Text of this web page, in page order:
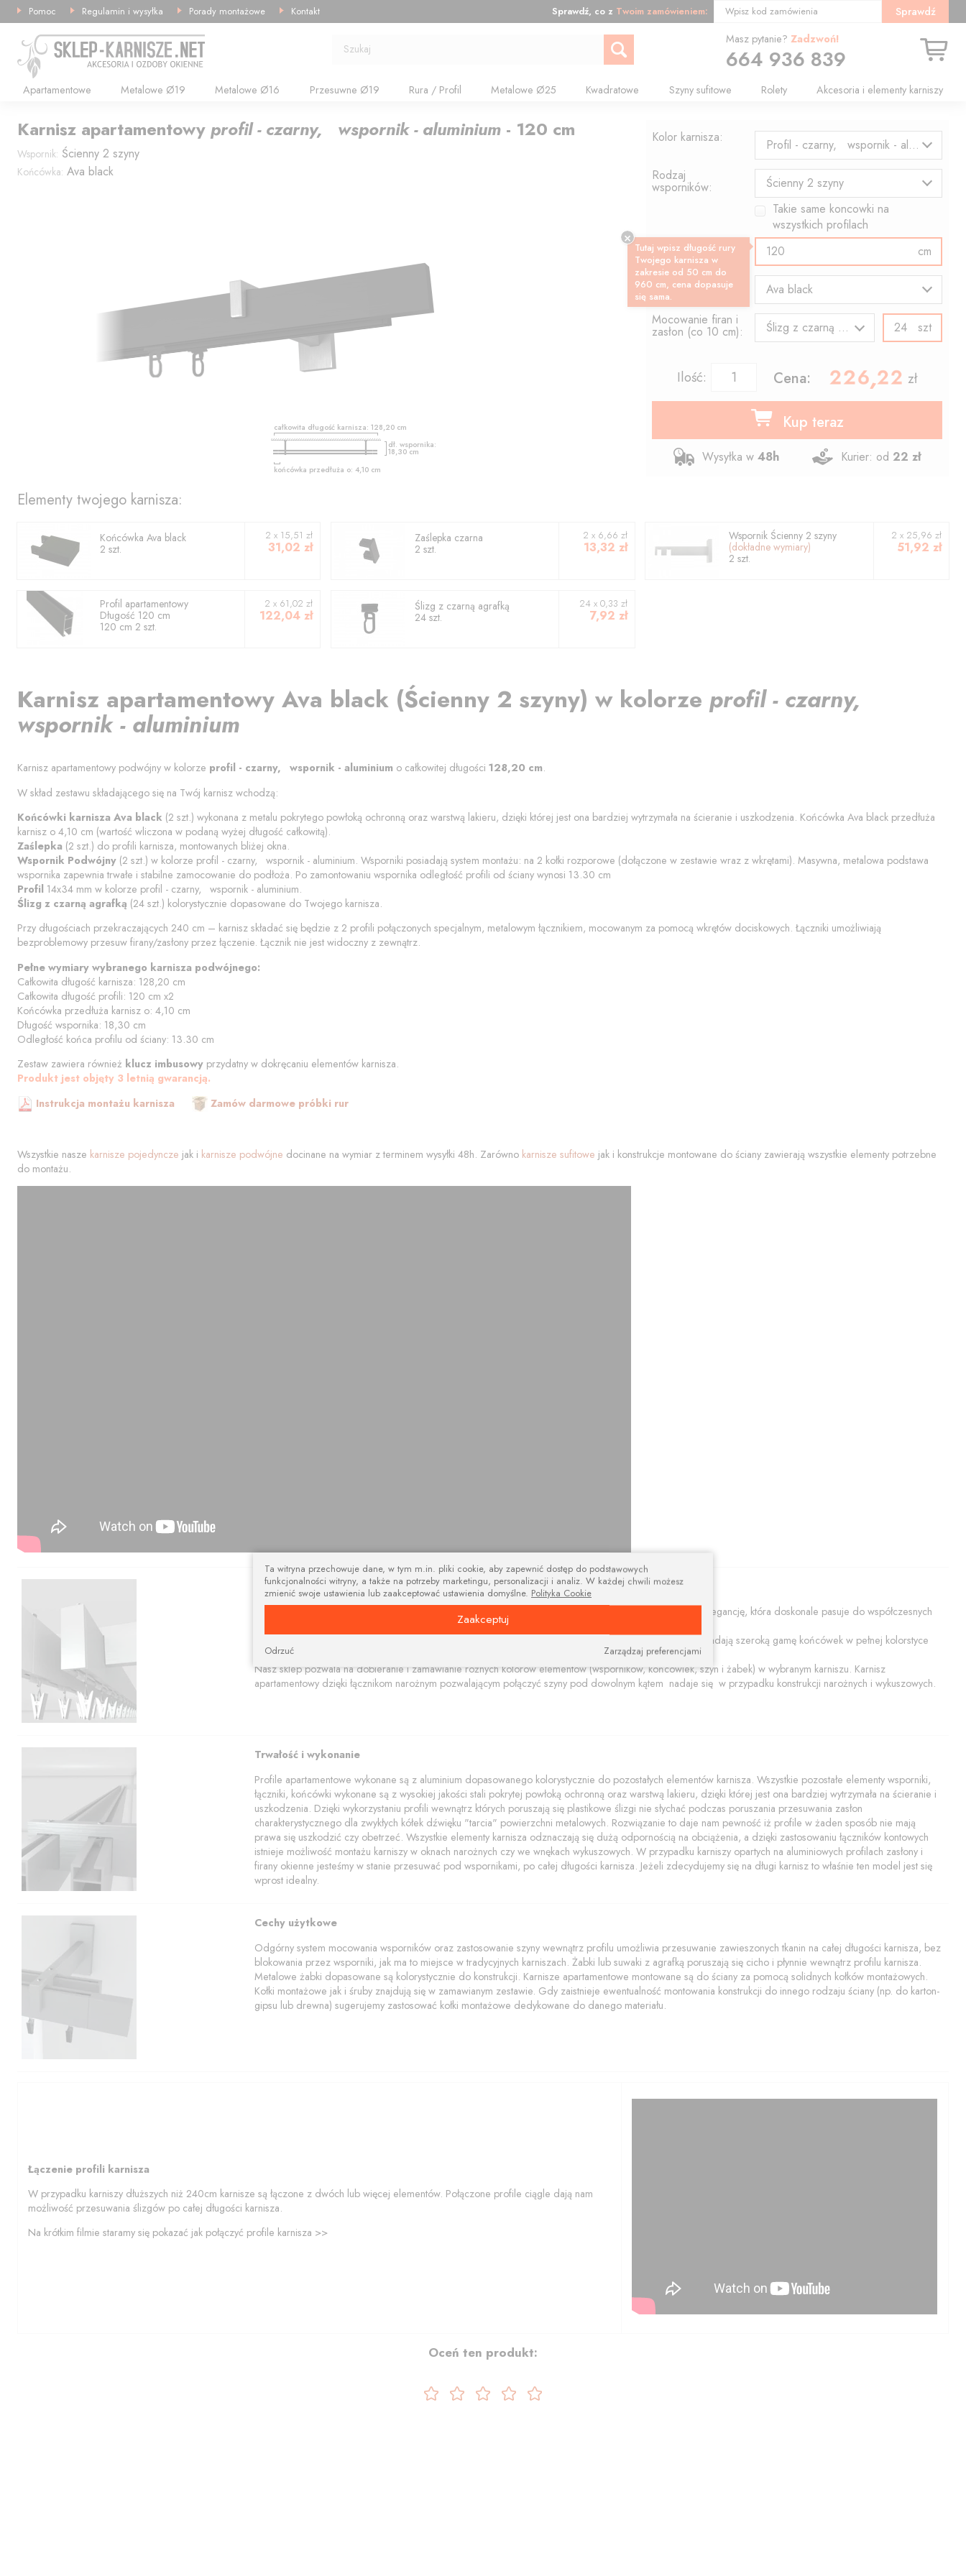
Sprawdź, co z Twoim zamówieniem: Wpisz kod zamówienia Sprawdź
Szukaj
Apartamentowe Metalowe Ø19 Metalowe Ø16 Przesuwne Ø19 Rura / Profil Metalowe Ø25 Kwadratowe Szyny sufitowe Rolety Akcesoria i elementy karniszy
Pomoc Regulamin i wysyłka Porady montażowe Kontakt
Masz pytanie?Zadzwoń!
664 936 839
Karnisz apartamentowy profil - czarny, wspornik - aluminium - 120 cm
Wspornik: Ścienny 2 szyny
Końcówka: Ava black
całkowita długość karnisza: 128,20cm
dł. wspornika:
18,30 cm
końcówka przedłuża o: 4,10cm
Kolor karnisza:
Profil - czarny, wspornik - aluminium
Rodzaj
wsporników:
Ścienny 2 szyny
Takie same koncowki na
wszystkich profilach
Długość profilu:
cm
Wzór końcówki:
Ava black
Mocowanie firan i
zasłon (co 10 cm): Ślizg z czarną agrafką szt
Ilość: Cena: , zł
Kup teraz
Wysyłka w 48h Kurier: od 22 zł
Tutaj wpisz długość rury
Twojego karnisza w
zakresie od 50 cm do
960 cm, cena dopasuje
się sama.
Elementy twojego karnisza:
KońcówkaAva black
2 szt.
2 x 15,51 zł
31,02 zł
Zaślepka czarna
2 szt.
2 x 6,66 zł
13,32 zł
Wspornik Ścienny 2 szyny
(dokładne wymiary)
2 szt.
2 x 25,96 zł
51,92 zł
Profil apartamentowy
Długość 120 cm
120 cm2 szt.
2 x 61,02 zł
122,04 zł
Ślizg z czarną agrafką
24 szt.
24 x 0,33 zł
7,92 zł
Karnisz apartamentowy Ava black (Ścienny 2 szyny) w kolorze profil - czarny,
wspornik - aluminium
Karnisz apartamentowy podwójny w kolorze profil - czarny, wspornik - aluminium o całkowitej długości 128,20 cm.
W skład zestawu składającego się na Twój karnisz wchodzą:
Końcówki karnisza Ava black (2 szt.) wykonana z metalu pokrytego powłoką ochronną oraz warstwą lakieru, dzięki której jest ona bardziej wytrzymała na ścieranie i uszkodzenia. Końcówka Ava black przedłuża
karnisz o 4,10 cm (wartość wliczona w podaną wyżej długość całkowitą).
Zaślepka (2 szt.) do profili karnisza, montowanych bliżej okna.
Wspornik Podwójny (2 szt.) w kolorze profil - czarny, wspornik - aluminium. Wsporniki posiadają system montażu: na 2 kołki rozporowe (dołączone w zestawie wraz z wkrętami). Masywna, metalowa podstawa
wspornika zapewnia trwałe i stabilne zamocowanie do podłoża. Po zamontowaniu wspornika odległość profili od ściany wynosi 13.30 cm
Profil 14x34 mm w kolorze profil - czarny, wspornik - aluminium.
Ślizg z czarną agrafką (24 szt.) kolorystycznie dopasowane do Twojego karnisza.
Przy długościach przekraczających 240 cm – karnisz składać się będzie z 2 profili połączonych specjalnym, metalowym łącznikiem, mocowanym za pomocą wkrętów dociskowych. Łączniki umożliwiają
bezproblemowy przesuw firany/zasłony przez łączenie. Łącznik nie jest widoczny z zewnątrz.
Pełne wymiary wybranego karnisza podwójnego:
Całkowita długość karnisza: 128,20 cm
Całkowita długość profili: 120 cm x2
Końcówka przedłuża karnisz o: 4,10 cm
Długość wspornika: 18,30 cm
Odległość końca profilu od ściany: 13.30 cm
Zestaw zawiera również klucz imbusowy przydatny w dokręcaniu elementów karnisza.
Produkt jest objęty 3 letnią gwarancją.
Instrukcja montażu karnisza
Zamów darmowe próbki rur
Wszystkie nasze karnisze pojedyncze jak i karnisze podwójne docinane na wymiar z terminem wysyłki 48h. Zarówno karnisze sufitowe jak i konstrukcje montowane do ściany zawierają wszystkie elementy potrzebne
do montażu.
Nowoczesny design
Prostokątna szyna i nowoczesne wsporniki i tworzą niebanalną kompozycję estetyczną łączącą prostotę i elegancję, która doskonale pasuje do współczesnych
Karnisze apartamentowe polecamy w trzech kolorach: aluminium szczotkowane, czerny i biały połysk. Posiadają szeroką gamę końcówek w pełnej kolorstyce
profili w tym zakończenia z elementami kryształów Swarovskiego.
Nasz sklep pozwala na dobieranie i zamawianie różnych kolorów elementów (wsporników, końcówiek, szyn i żabek) w wybranym karniszu. Karnisz
apartamentowy dzięki łącznikom narożnym pozwalającym połączyć szyny pod dowolnym kątem nadaje się w przypadku konstrukcji narożnych i wykuszowych.
Trwałość i wykonanie
Profile apartamentowe wykonane są z aluminium dopasowanego kolorystycznie do pozostałych elementów karnisza. Wszystkie pozostałe elementy wsporniki,
łączniki, końcówki wykonane są z wysokiej jakości stali pokrytej powłoką ochronną oraz warstwą lakieru, dzięki której jest ona bardziej wytrzymała na ścieranie i
uszkodzenia. Dzięki wykorzystaniu profili wewnątrz których poruszają się plastikowe ślizgi nie słychać podczas poruszania przesuwania zasłon
charakterystycznego dla zwykłych kółek dźwięku "tarcia" powierzchni metalowych. Rozwiązanie to daje nam pewność iż profile w żaden sposób nie mają
prawa się uszkodzić czy obetrzeć. Wszystkie elementy karnisza odznaczają się dużą odpornością na obciążenia, a dzięki zastosowaniu łączników kontowych
istnieje możliwość montażu karniszy w oknach narożnych czy we wnękach wykuszowych. W przypadku karniszy opartych na aluminiowych profilach zasłony i
firany okienne jesteśmy w stanie przesuwać pod wspornikami, po całej długości karnisza. Jeżeli zdecydujemy się na długi karnisz to właśnie ten model jest się
wprost idealny.
Cechy użytkowe
Odgórny system mocowania wsporników oraz zastosowanie szyny wewnątrz profilu umożliwia przesuwanie zawieszonych tkanin na całej długości karnisza, bez
blokowania przez wsporniki, jak ma to miejsce w tradycyjnych karniszach. Żabki lub suwaki z agrafką poruszają się cicho i płynnie wewnątrz profilu karnisza.
Metalowe żabki dopasowane są kolorystycznie do konstrukcji. Karnisze apartamentowe montowane są do ściany za pomocą solidnych kołków montażowych.
Kołki montażowe jak i śruby znajdują się w zamawianym zestawie. Gdy zaistnieje ewentualność montowania konstrukcji do innego rodzaju ściany (np. do karton-
gipsu lub drewna) sugerujemy zastosować kołki montażowe dedykowane do danego materiału.
Łączenie profili karnisza
W przypadku karniszy dłuższych niż 240cm karnisze są łączone z dwóch lub więcej elementów. Połączone profile ciągle dają nam
możliwość przesuwania ślizgów po całej długości karnisza.
Na krótkim filmie staramy się pokazać jak połączyć profile karnisza >>
Oceń ten produkt:
Ta witryna przechowuje dane, w tym m.in. pliki cookie, aby zapewnić dostęp do podstawowych
funkcjonalności witryny, a także na potrzeby marketingu, personalizacji i analiz. W każdej chwili możesz
zmienić swoje ustawienia lub zaakceptować ustawienia domyślne. Polityka Cookie
Zaakceptuj
Zarządzaj preferencjami
Odrzuć